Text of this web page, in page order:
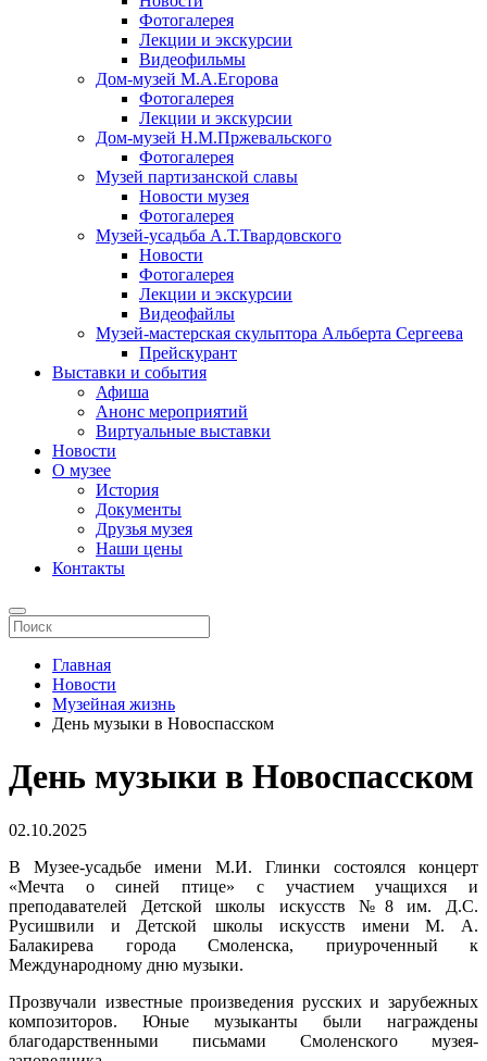
Фотогалерея
Лекции и экскурсии
Видеофильмы
Дом-музей М.А.Егорова
Фотогалерея
Лекции и экскурсии
Дом-музей Н.М.Пржевальского
Фотогалерея
Музей партизанской славы
Новости музея
Фотогалерея
Музей-усадьба А.Т.Твардовского
Новости
Фотогалерея
Лекции и экскурсии
Видеофайлы
Музей-мастерская скульптора Альберта Сергеева
Прейскурант
Выставки и события
Афиша
Анонс мероприятий
Виртуальные выставки
Новости
О музее
История
Документы
Друзья музея
Наши цены
Контакты
Главная
Новости
Музейная жизнь
День музыки в Новоспасском
День музыки в Новоспасском
02.10.2025
В Музее-усадьбе имени М.И. Глинки состоялся концерт
«Мечта о синей птице» с участием учащихся и
преподавателей Детской школы искусств №8 им. Д.С.
Русишвили и Детской школы искусств имени М. А.
Балакирева города Смоленска, приуроченный к
Международному дню музыки.
Прозвучали известные произведения русских и зарубежных
композиторов. Юные музыканты были награждены
благодарственными письмами Смоленского музея-